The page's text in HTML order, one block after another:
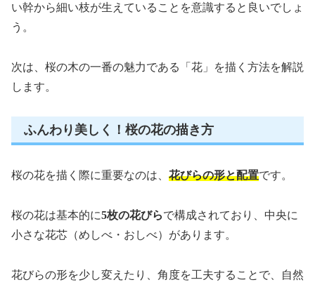
い幹から細い枝が生えていることを意識すると良いでしょ
う。
次は、桜の木の一番の魅力である「花」を描く方法を解説
します。
ふんわり美しく！桜の花の描き方
桜の花を描く際に重要なのは、 花びらの形と配置です。
桜の花は基本的に5枚の花びらで構成されており、中央に
小さな花芯（めしべ・おしべ）があります。
花びらの形を少し変えたり、角度を工夫することで、自然